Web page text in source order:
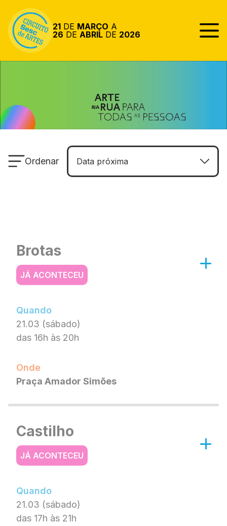
Pular para o conteúdo
21 DE MARÇO A
26 DE ABRIL DE 2026
Ordenar Data próxima
Brotas
JÁ ACONTECEU
Quando
21.03 (sábado)
das 16h às 20h
Onde
Praça Amador Simões
Castilho
JÁ ACONTECEU
Quando
21.03 (sábado)
das 17h às 21h